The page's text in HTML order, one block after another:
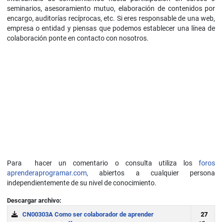
seminarios, asesoramiento mutuo, elaboración de contenidos por
encargo, auditorías recíprocas, etc. Si eres responsable de una web,
empresa o entidad y piensas que podemos establecer una línea de
colaboración ponte en contacto con nosotros.
Para hacer un comentario o consulta utiliza losforos
aprenderaprogramar.com, abiertos a cualquier persona
independientemente de su nivel de conocimiento.
Descargar archivo:
CN00303A Como ser colaborador de aprender
27